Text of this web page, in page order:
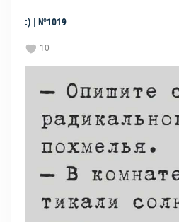
:) | №1019
10